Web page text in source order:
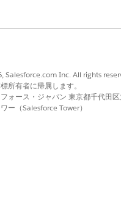
Salesforce.com Inc. All rights
所有者に帰属します。
ォース・ジャパン 東京都千代田
ー（Salesforce Tower）